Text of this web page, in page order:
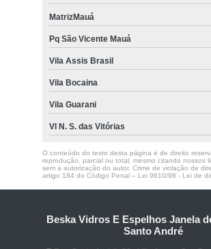
MatrizMauá
Pq São Vicente Mauá
Vila Assis Brasil
Vila Bocaina
Vila Guarani
Vl N. S. das Vitórias
O conteúdo do texto desta página é de direito
reprodução, parcial ou total, mesmo citando nossos
sem a autorização do autor. Crime de violação de
artigo 184 do Código Penal – Lei 9610/98 - Lei de
Beska Vidros E Espelhos Janela
Santo André